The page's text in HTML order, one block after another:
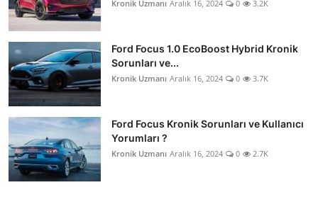
Kronik Uzmanı Aralık 16, 2024 0 3.2K
Ford Focus 1.0 EcoBoost Hybrid Kronik
Sorunları ve...
Kronik Uzmanı Aralık 16, 2024 0 3.7K
Ford Focus Kronik Sorunları ve Kullanıcı
Yorumları ?
Kronik Uzmanı Aralık 16, 2024 0 2.7K